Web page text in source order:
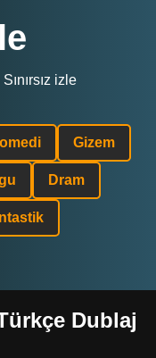
izle
Gizem
Dram
Dublaj